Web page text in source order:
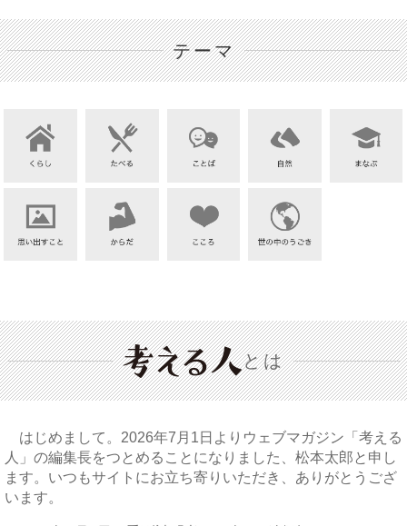
テーマ
とは
はじめまして。2026年7月1日よりウェブマガジン「考える
人」の編集長をつとめることになりました、松本太郎と申し
ます。いつもサイトにお立ち寄りいただき、ありがとうござ
います。